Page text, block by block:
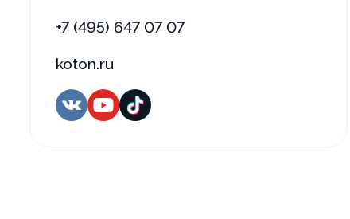
+7 (495) 647 07 07
koton.ru